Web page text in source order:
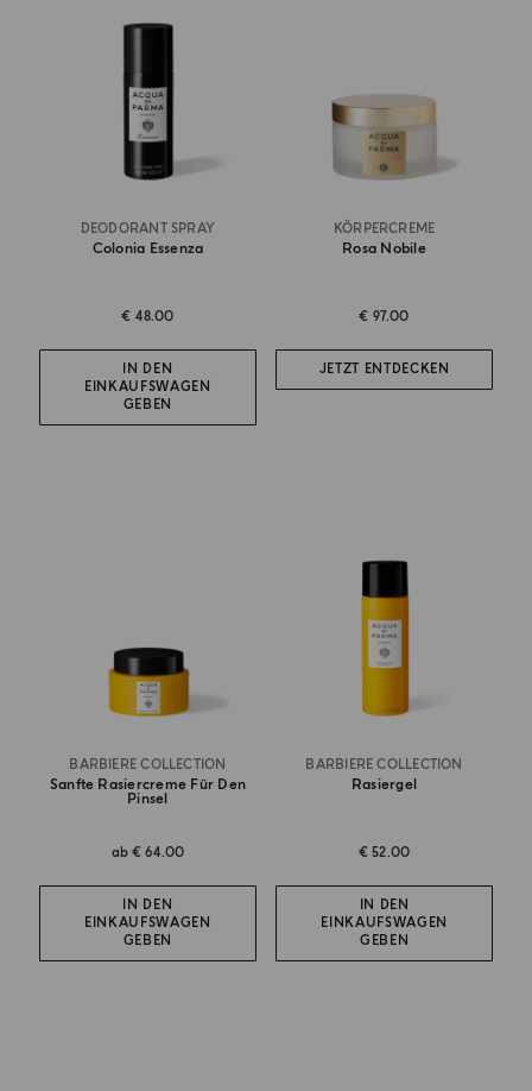
DEODORANT SPRAY
Colonia Essenza
€ 48.00
IN DEN
EINKAUFSWAGEN
GEBEN
KÖRPERCREME
Rosa Nobile
€ 97.00
JETZT ENTDECKEN
BARBIERE COLLECTION
Sanfte Rasiercreme Für Den
Pinsel
ab€ 64.00
IN DEN
EINKAUFSWAGEN
GEBEN
BARBIERE COLLECTION
Rasiergel
€ 52.00
IN DEN
EINKAUFSWAGEN
GEBEN